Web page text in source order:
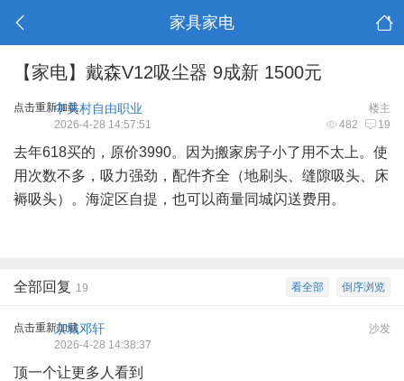
家具家电
【家电】戴森V12吸尘器 9成新 1500元
点击重新加载 楼主
中关村自由职业
482 19
2026-4-28 14:57:51
去年618买的，原价3990。因为搬家房子小了用不太上。使
用次数不多，吸力强劲，配件齐全（地刷头、缝隙吸头、床
褥吸头）。海淀区自提，也可以商量同城闪送费用。
倒序浏览
看全部
全部回复 19
点击重新加载 沙发
京城邓轩
2026-4-28 14:38:37
顶一个让更多人看到